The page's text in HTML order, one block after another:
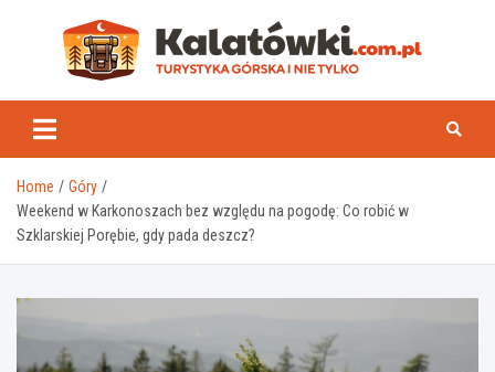
Home
Góry
Weekend w Karkonoszach bez względu na pogodę: Co robić w
Szklarskiej Porębie, gdy pada deszcz?